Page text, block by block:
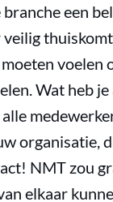
een
Wat heb
organisatie,
NMT zou
elkaar